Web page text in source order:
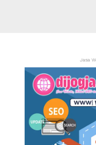
Jasa